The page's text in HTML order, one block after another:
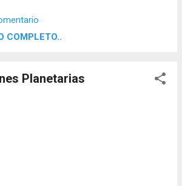
especial intensidad en su horóscopo: la
de la estrella fija Alcyone en
VII en estrecha conjunción con su
Estos factores astrológicos
COMPLETO..
Planetarias